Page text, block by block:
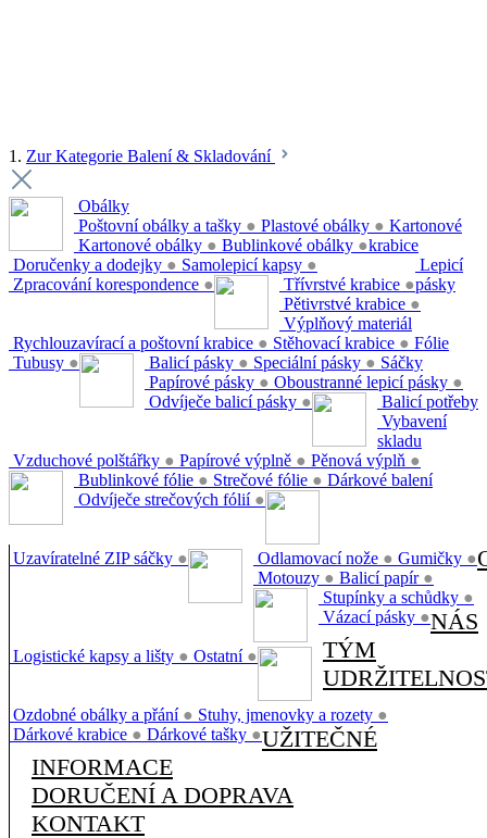
1. Zur Kategorie Balení & Skladování
Obálky
Poštovní obálky a tašky ● Plastové obálky ●
Kartonové obálky ● Bublinkové obálky ●
Doručenky a dodejky ● Samolepicí kapsy ●
Zpracování korespondence ●
Kartonové
krabice
Třívrstvé krabice ●
Pětivrstvé krabice ●
Rychlouzavírací a poštovní krabice ● Stěhovací krabice ●
Tubusy ●
Lepicí
pásky
Balicí pásky ● Speciální pásky ●
Papírové pásky ● Oboustranné lepicí pásky ●
Odvíječe balicí pásky ●
Výplňový materiál
Vzduchové polštářky ● Papírové výplně ● Pěnová výplň ●
Fólie
Bublinkové fólie ● Strečové fólie ●
Odvíječe strečových fólií ●
Sáčky
Uzavíratelné ZIP sáčky ●
Balicí potřeby
Odlamovací nože ● Gumičky ●
Motouzy ● Balicí papír ●
Vybavení
skladu
Stupínky a schůdky ●
Vázací pásky ●
Logistické kapsy a lišty ● Ostatní ●
Dárkové balení
Ozdobné obálky a přání ● Stuhy, jmenovky a rozety ●
Dárkové krabice ● Dárkové tašky ●
NÁS
TÝM
UŽITEČNÉ
INFORMACE
DORUČENÍ A DOPRAVA
KONTAKT